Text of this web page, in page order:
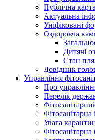
Публічна карта
Актуальна
Уніфіковані
Оздоровча
Дитячі
Стан
Довідник
Управління
Про
Перелік
Фітосанітарна
Увага карантин
Фітосанітарна